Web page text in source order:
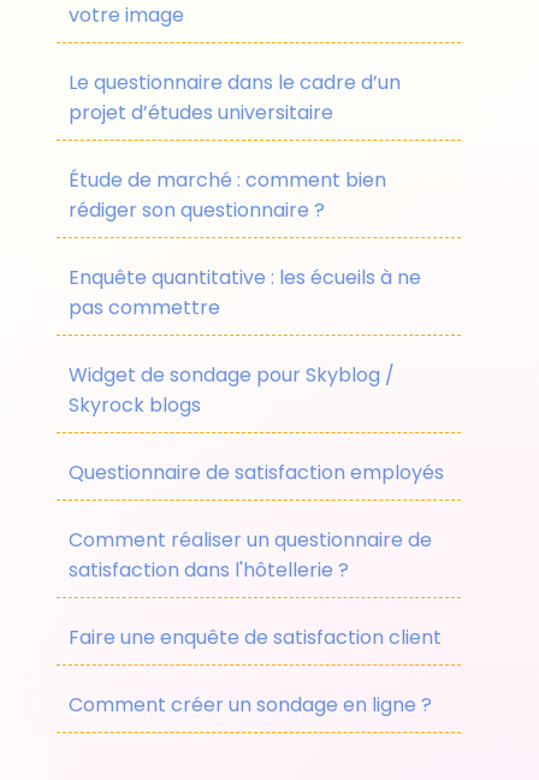
votre image
Le questionnaire dans le cadre d’un
projet d’études universitaire
Étude de marché : comment bien
rédiger son questionnaire ?
Enquête quantitative : les écueils à ne
pas commettre
Widget de sondage pour Skyblog /
Skyrock blogs
Questionnaire de satisfaction employés
Comment réaliser un questionnaire de
satisfaction dans l'hôtellerie ?
Faire une enquête de satisfaction client
Comment créer un sondage en ligne ?